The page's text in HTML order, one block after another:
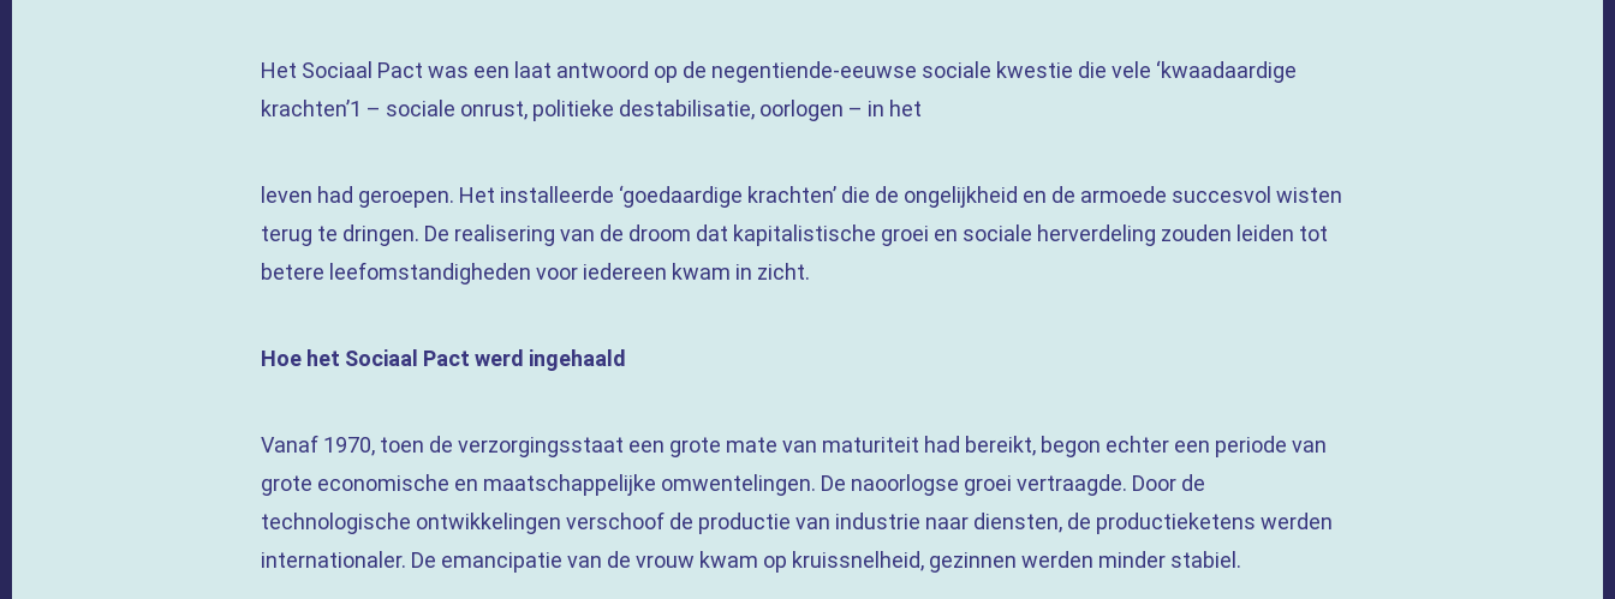
Het Sociaal Pact was een laat antwoord op de negentiende-eeuwse sociale kwestie die vele ‘kwaadaardige
krachten’1 – sociale onrust, politieke destabilisatie, oorlogen – in het
leven had geroepen. Het installeerde ‘goedaardige krachten’ die de ongelijkheid en de armoede succesvol wisten
terug te dringen. De realisering van de droom dat kapitalistische groei en sociale herverdeling zouden leiden tot
betere leefomstandigheden voor iedereen kwam in zicht.
Hoe het Sociaal Pact werd ingehaald
Vanaf 1970, toen de verzorgingsstaat een grote mate van maturiteit had bereikt, begon echter een periode van
grote economische en maatschappelijke omwentelingen. De naoorlogse groei vertraagde. Door de
technologische ontwikkelingen verschoof de productie van industrie naar diensten, de productieketens werden
internationaler. De emancipatie van de vrouw kwam op kruissnelheid, gezinnen werden minder stabiel.